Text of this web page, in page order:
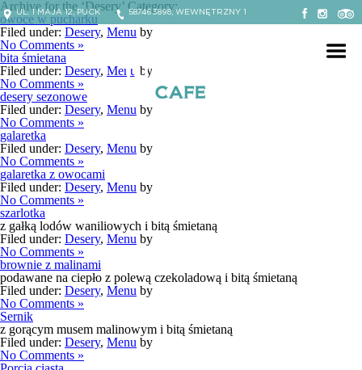
UL. 1 MAJA 12, PUCK 587463898, WEWNĘTRZNY 1
Archive for the ‘Desery’ Category:
owoce w pucharku
Filed under: Desery, Menu by
No Comments »
bita śmietana
Filed under: Desery, Menu by
No Comments »
desery sezonowe
Filed under: Desery, Menu by
No Comments »
galaretka
Filed under: Desery, Menu by
No Comments »
galaretka z owocami
Filed under: Desery, Menu by
No Comments »
szarlotka
z gałką lodów waniliowych i bitą śmietaną
Filed under: Desery, Menu by
No Comments »
brownie z malinami
podawane na ciepło z polewą czekoladową i bitą śmietaną
Filed under: Desery, Menu by
No Comments »
Sernik
z gorącym musem malinowym i bitą śmietaną
Filed under: Desery, Menu by
No Comments »